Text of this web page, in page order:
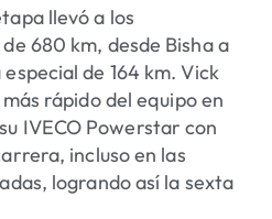
llevó a los
680 km, desde Bisha a
de 164 km. Vick
rápido del equipo en
IVECO Powerstar con
incluso en las
logrando así la sexta